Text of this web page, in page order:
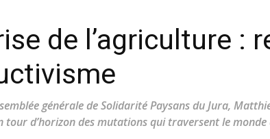
de l’agriculture :
générale de Solidarité Paysans du Jura,
tour d’horizon des mutations qui traversent le monde